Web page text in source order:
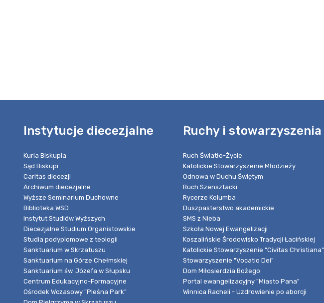
Instytucje diecezjalne
Kuria Biskupia
Sąd Biskupi
Caritas diecezji
Archiwum diecezjalne
Wyższe Seminarium Duchowne
Biblioteka WSD
Instytut Studiów Wyższych
Diecezjalne Studium Organistowskie
Studia podyplomowe z teologii
Sanktuarium w Skrzatuszu
Sanktuarium na Górze Chełmskiej
Sanktuarium św. Józefa w Słupsku
Centrum Edukacyjno-Formacyjne
Ośrodek Wczasowy "Pleśna Park"
Ruchy i stowarzyszenia
Ruch Światło-Życie
Katolickie Stowarzyszenie Młodzieży
Odnowa w Duchu Świętym
Ruch Szensztacki
Rycerze Kolumba
Duszpasterstwo akademickie
SMS z Nieba
Szkoła Nowej Ewangelizacji
Koszalińskie Środowisko Tradycji Łacińskiej
Katolickie Stowarzyszenie "Civitas Christiana"
Stowarzyszenie "Vocatio Dei"
Dom Miłosierdzia Bożego
Portal ewangelizacyjny "Miasto Pana"
Winnica Racheli - Uzdrowienie po aborcji